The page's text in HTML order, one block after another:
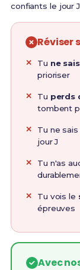
confiants le jour
Réviser
Tu ne
prioriser
Tu perds
tombent
Tu ne
jour J
Tu n'as
Tu vois le
épreuves
Avec